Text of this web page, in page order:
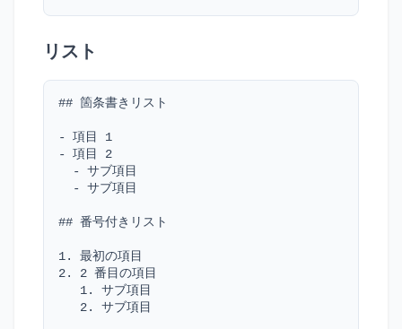
リスト
## 箇条書きリスト
- 項目 1
- 項目 2
  - サブ項目
  - サブ項目
## 番号付きリスト
1. 最初の項目
2. 2 番目の項目
   1. サブ項目
   2. サブ項目